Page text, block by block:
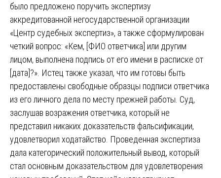
было предложено поручить экспертизу
аккредитованной негосударственной организации
«Центр судебных экспертиз», а также сформулирован
четкий вопрос: «Кем, [ФИО ответчика] или другим
лицом, выполнена подпись от его имени в расписке от
[дата]?». Истец также указал, что им готовы быть
предоставлены свободные образцы подписи ответчика
из его личного дела по месту прежней работы. Суд,
заслушав возражения ответчика, который не
представил никаких доказательств фальсификации,
удовлетворил ходатайство. Проведенная экспертиза
дала категорический положительный вывод, который
стал основным доказательством для удовлетворения